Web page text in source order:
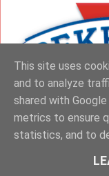
This site uses
and to analyze
shared with
metrics to ensure
statistics, and to